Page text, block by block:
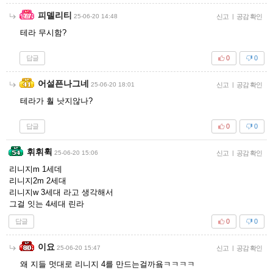
피델리티 25-06-20 14:48 신고 | 공감 확인
테라 무시함?
답글 0
0
어설픈나그네 25-06-20 18:01 신고 | 공감 확인
테라가 훨 낫지않나?
답글 0
0
휘휘휙 25-06-20 15:06 신고 | 공감 확인
리니지m 1세데
리니지2m 2세대
리니지w 3세대 라고 생각해서
그걸 잇는 4세대 린라
답글 0
0
이요 25-06-20 15:47 신고 | 공감 확인
왜 지들 멋대로 리니지 4를 만드는걸까욬ㅋㅋㅋㅋ